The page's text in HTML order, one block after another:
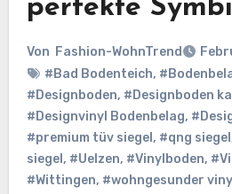
perfekte
Von Fashion-WohnTrend
#Bad Bodenteich,
#Designboden, #Designboden
#Designvinyl Bodenbelag,
#premium tüv siegel , #qng siegel
siegel , #Uelzen, #Vinylboden,
#Wittingen, #wohngesunder vinyl